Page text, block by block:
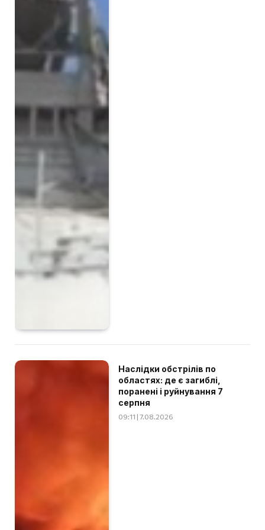
Наслідки обстрілів по
областях: де є загиблі,
поранені і руйнування 7
серпня
09:11 | 7.08.2026